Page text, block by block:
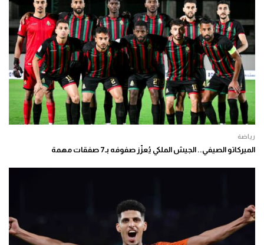
رياضة
الميركاتو الصيفي.. الجيش الملكي يُعزّز صفوفه بـ7 صفقات مهمة